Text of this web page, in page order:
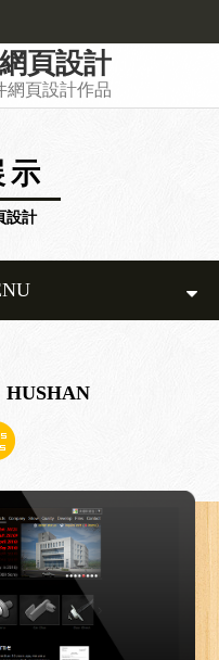
網頁設計
網頁設計作品
示
設計
HUSHAN